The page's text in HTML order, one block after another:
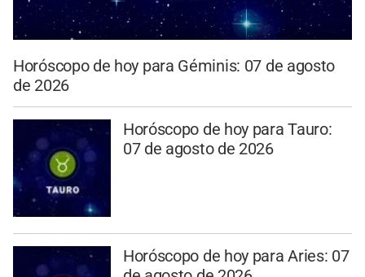
Horóscopo de hoy para Géminis: 07 de agosto
de 2026
Horóscopo de hoy para Tauro:
07 de agosto de 2026
Horóscopo de hoy para Aries: 07